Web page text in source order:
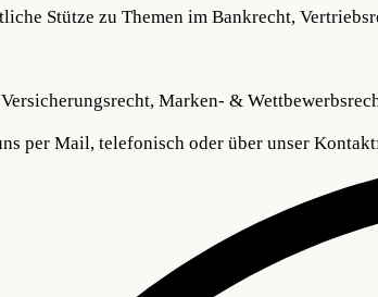
Stütze zu Themen im Bankrecht,
Marken- &
per Mail, telefonisch oder über unser